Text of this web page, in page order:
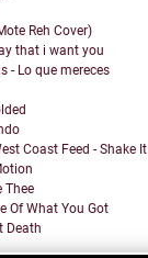
Reh Cover)
that i want you
- Lo que mereces
Coast Feed - Shake It
Thee
Of What You Got
Death